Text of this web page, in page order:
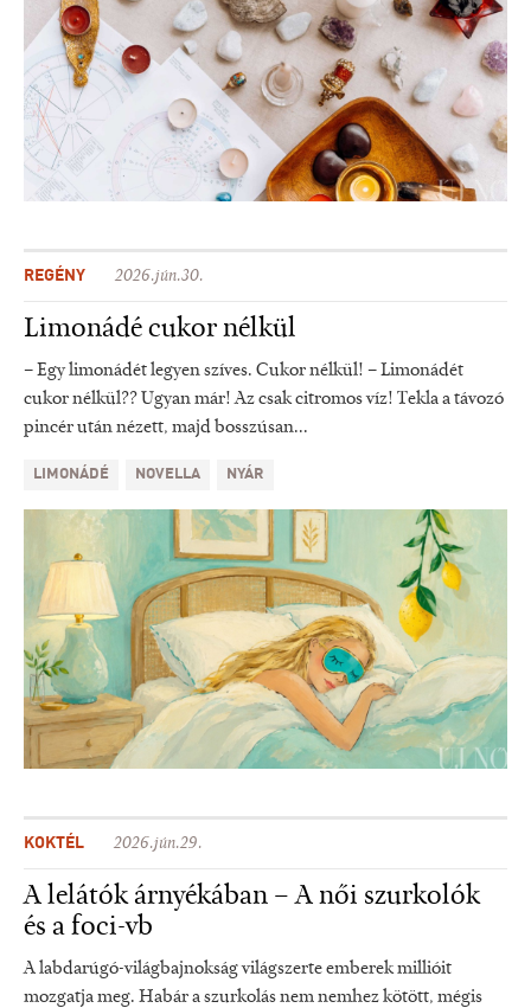
REGÉNY 2026.jún.30.
Limonádé cukor nélkül
– Egy limonádét legyen szíves. Cukor nélkül! – Limonádét
cukor nélkül?? Ugyan már! Az csak citromos víz! Tekla a távozó
pincér után nézett, majd bosszúsan...
LIMONÁDÉ NOVELLA NYÁR
KOKTÉL 2026.jún.29.
A lelátók árnyékában – A női szurkolók
és a foci-vb
A labdarúgó-világbajnokság világszerte emberek millióit
mozgatja meg. Habár a szurkolás nem nemhez kötött, mégis